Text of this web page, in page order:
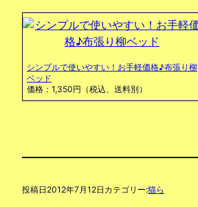
シンプルで使いやすい！お手軽価格♪布張り柳
ベッド
価格：1,350円（税込、送料別）
投稿日 2012年7月12日 カテゴリー:猫ら